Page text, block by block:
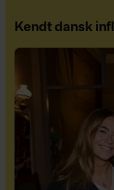
Kendt dansk